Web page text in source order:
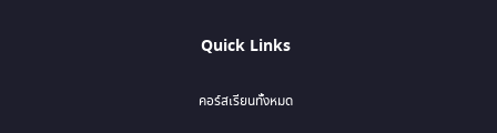
Quick Links
คอร์สเรียนทั้งหมด